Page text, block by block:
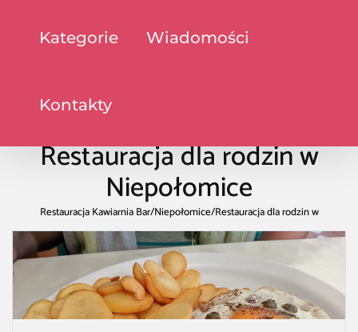
Kategorie Wiadomości
Kontakty
Restauracja dla rodzin w
Niepołomice
Restauracja Kawiarnia Bar/Niepołomice/Restauracja dla rodzin w
Niepołomice